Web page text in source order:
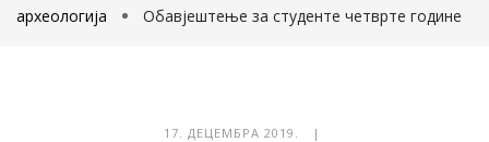
археологија
Обавјештење за студенте четврте године
17. ДЕЦЕМБРА 2019. |